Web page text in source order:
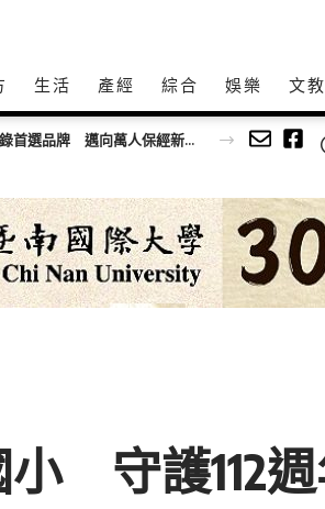
生活 產經 綜合 娛樂 文教
家社福機構
守護112